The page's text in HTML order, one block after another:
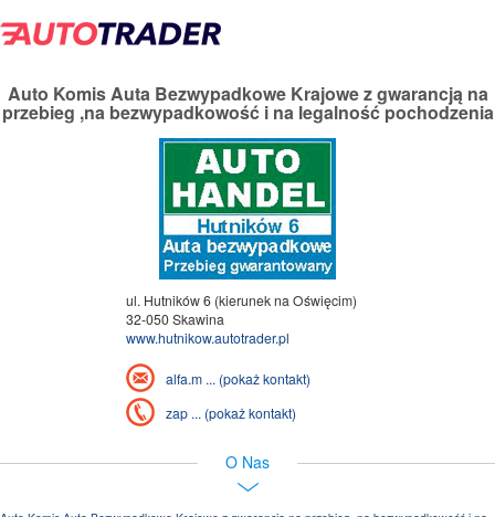
Auto Komis Auta Bezwypadkowe Krajowe z gwarancją na
przebieg ,na bezwypadkowość i na legalność pochodzenia
ul. Hutników 6 (kierunek na Oświęcim)
32-050 Skawina
www.hutnikow.autotrader.pl
alfa.m ... (pokaż kontakt)
zap ... (pokaż kontakt)
O Nas